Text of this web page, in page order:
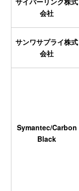
会社
サンワサプライ株式
会社
Symantec/Carbon
Black